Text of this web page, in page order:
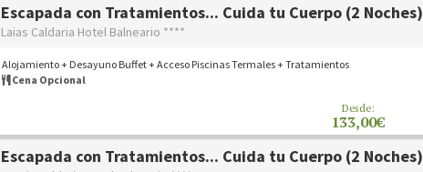
Escapada con Tratamientos... Cuida tu Cuerpo (2 Noches)
Laias Caldaria Hotel Balneario ****
Alojamiento + Desayuno Buffet + Acceso Piscinas Termales + Tratamientos
Cena Opcional
Desde:
133,00€
Escapada con Tratamientos... Cuida tu Cuerpo (2 Noches)